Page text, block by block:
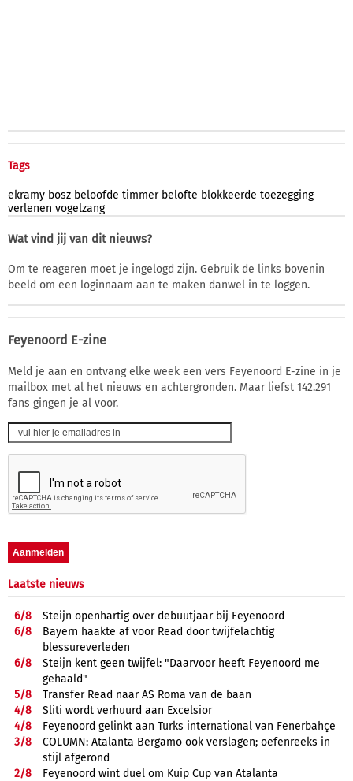
Tags
ekramy bosz beloofde timmer belofte blokkeerde toezegging
verlenen vogelzang
Wat vind jij van dit nieuws?
Om te reageren moet je ingelogd zijn. Gebruik de links bovenin
beeld om een loginnaam aan te maken danwel in te loggen.
Feyenoord E-zine
Meld je aan en ontvang elke week een vers Feyenoord E-zine in je
mailbox met al het nieuws en achtergronden. Maar liefst 142.291
fans gingen je al voor.
Laatste nieuws
6/8
Steijn openhartig over debuutjaar bij Feyenoord
6/8
Bayern haakte af voor Read door twijfelachtig
blessureverleden
6/8
Steijn kent geen twijfel: "Daarvoor heeft Feyenoord me
gehaald"
5/8
Transfer Read naar AS Roma van de baan
4/8
Sliti wordt verhuurd aan Excelsior
4/8
Feyenoord gelinkt aan Turks international van Fenerbahçe
3/8
COLUMN: Atalanta Bergamo ook verslagen; oefenreeks in
stijl afgerond
2/8
Feyenoord wint duel om Kuip Cup van Atalanta